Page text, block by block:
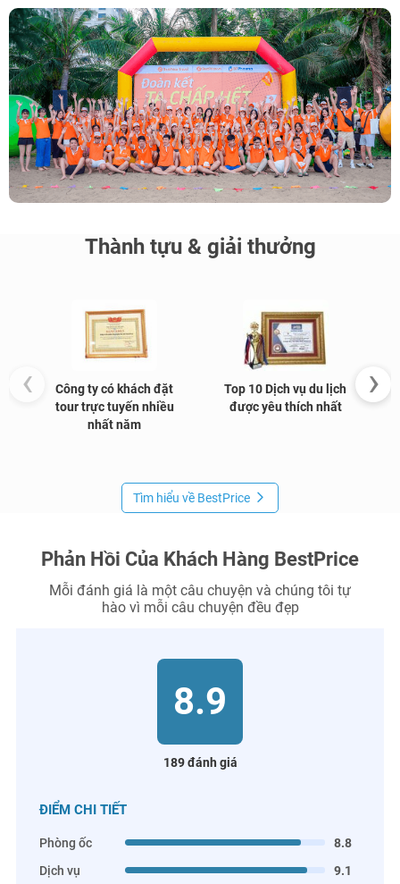
Thành tựu & giải thưởng
Công ty có khách đặt
tour trực tuyến nhiều
nhất năm
Top 10 Dịch vụ du lịch
được yêu thích nhất
‹ ›
Tìm hiểu về BestPrice
Phản Hồi Của Khách Hàng BestPrice
Mỗi đánh giá là một câu chuyện và chúng tôi tự
hào vì mỗi câu chuyện đều đẹp
8.9
189 đánh giá
ĐIỂM CHI TIẾT
Phòng ốc
8.8
Dịch vụ
9.1